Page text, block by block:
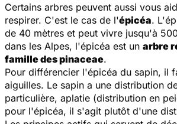
Certains arbres peuvent aussi vous
respirer. C'est le cas de l'épicéa.
de 40 mètres et peut vivre jusqu'à
dans les Alpes, l'épicéa est un arbre
famille des pinaceae.
Pour différencier l'épicéa du sapin, il
aiguilles. Le sapin a une distribution
particulière, aplatie (distribution en
pour l'épicéa, il s'agit plutôt d'une